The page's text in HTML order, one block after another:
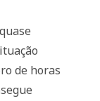
de horas